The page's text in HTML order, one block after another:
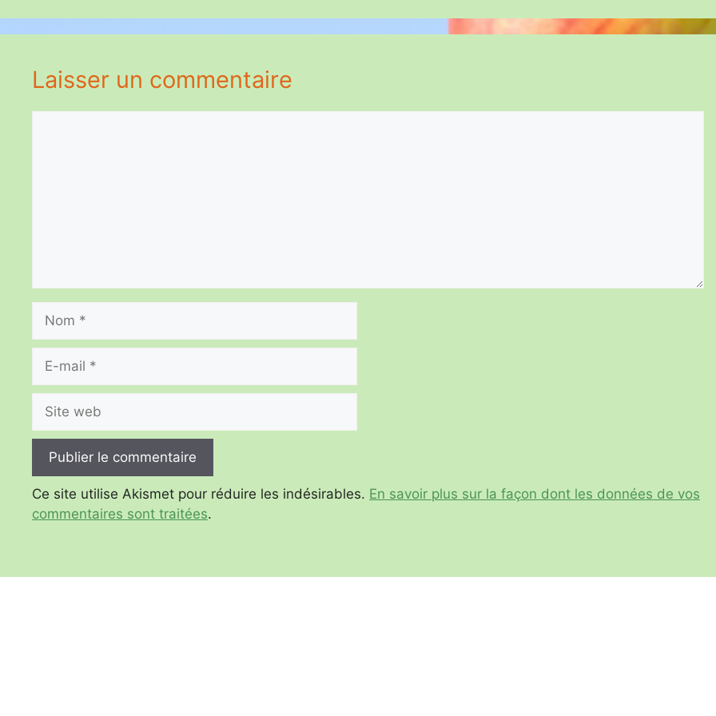
Laisser un commentaire
Nom
Site
web
Ce site utilise Akismet pour réduire les indésirables. En savoir plus sur la façon dont les données de vos
commentaires sont traitées.